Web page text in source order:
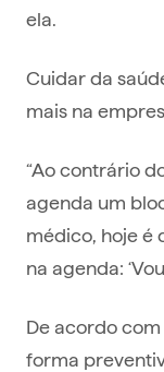
ela.
Cuidar da
mais na
“Ao contrário
agenda um
médico, hoje é
na agenda:
De acordo
forma